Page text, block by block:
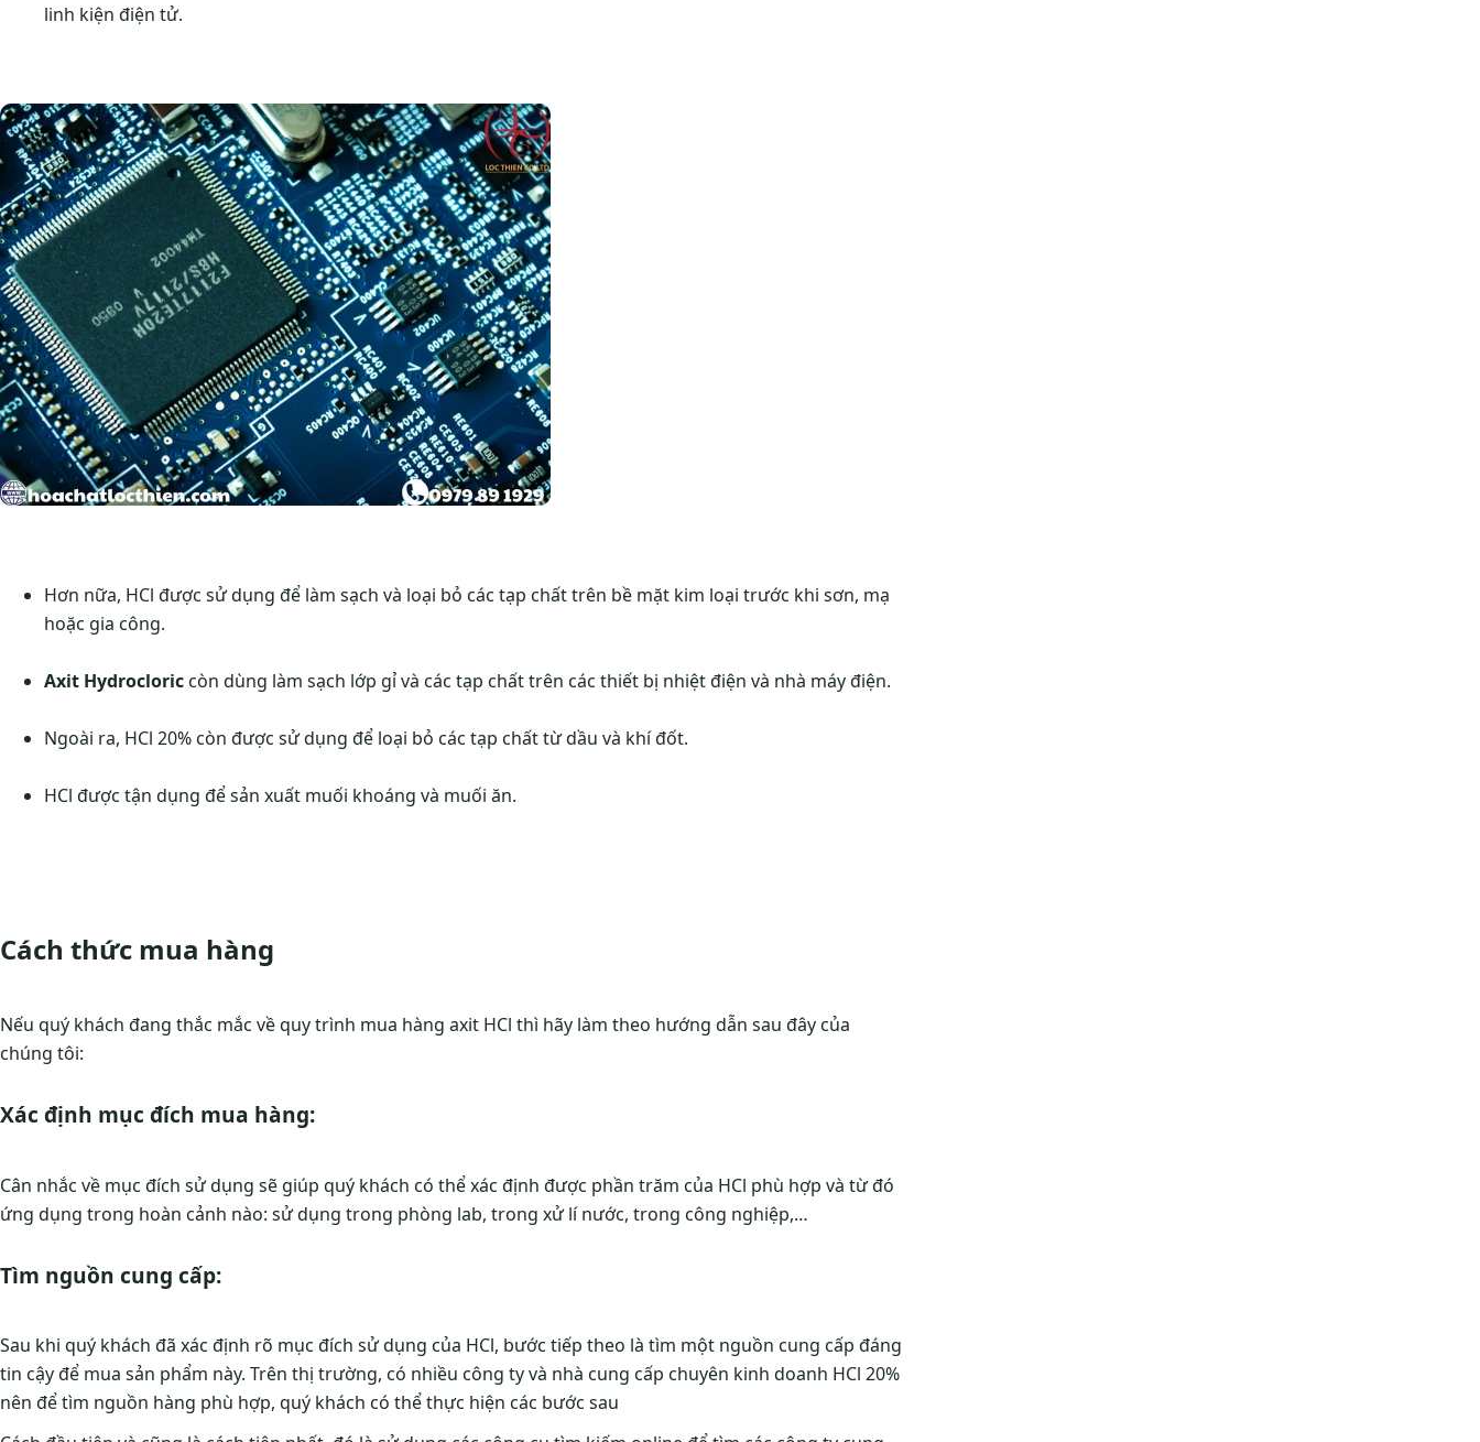
linh kiện điện tử.
Hơn nữa, HCl được sử dụng để làm sạch và loại bỏ các tạp chất trên bề mặt kim loại trước khi sơn, mạ
hoặc gia công.
Axit Hydrocloriccòn dùng làm sạch lớp gỉ và các tạp chất trên các thiết bị nhiệt điện và nhà máy điện.
Ngoài ra, HCl 20% còn được sử dụng để loại bỏ các tạp chất từ dầu và khí đốt.
HCl được tận dụng để sản xuất muối khoáng và muối ăn.
Cách thức mua hàng
Nếu quý khách đang thắc mắc về quy trình mua hàng axit HCl thì hãy làm theo hướng dẫn sau đây của
chúng tôi:
Xác định mục đích mua hàng:
Cân nhắc về mục đích sử dụng sẽ giúp quý khách có thể xác định được phần trăm của HCl phù hợp và từ đó
ứng dụng trong hoàn cảnh nào: sử dụng trong phòng lab, trong xử lí nước, trong công nghiệp,…
Tìm nguồn cung cấp:
Sau khi quý khách đã xác định rõ mục đích sử dụng của HCl, bước tiếp theo là tìm một nguồn cung cấp đáng
tin cậy để mua sản phẩm này. Trên thị trường, có nhiều công ty và nhà cung cấp chuyên kinh doanh HCl 20%
nên để tìm nguồn hàng phù hợp, quý khách có thể thực hiện các bước sau